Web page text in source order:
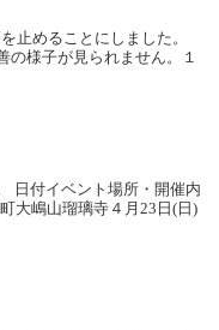
止めることにしました。
様子が見られません。１
日付イベント場所・開催内
大嶋山瑠璃寺４月23日(日)